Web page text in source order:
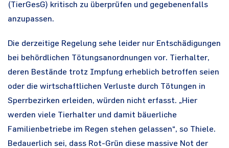
(TierGesG) kritisch zu überprüfen und gegebenenfalls
anzupassen.
Die derzeitige Regelung sehe leider nur Entschädigungen
bei behördlichen Tötungsanordnungen vor. Tierhalter,
deren Bestände trotz Impfung erheblich betroffen seien
oder die wirtschaftlichen Verluste durch Tötungen in
Sperrbezirken erleiden, würden nicht erfasst. „Hier
werden viele Tierhalter und damit bäuerliche
Familienbetriebe im Regen stehen gelassen“, so Thiele.
Bedauerlich sei, dass Rot-Grün diese massive Not der